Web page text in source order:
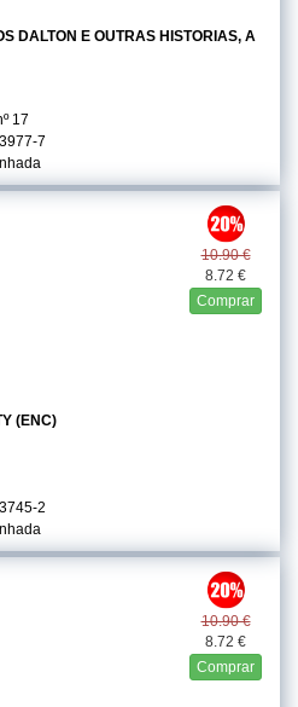
DALTON E OUTRAS HISTORIAS, A
17
7
10.90 €
8.72 €
Comprar
(ENC)
2
10.90 €
8.72 €
Comprar